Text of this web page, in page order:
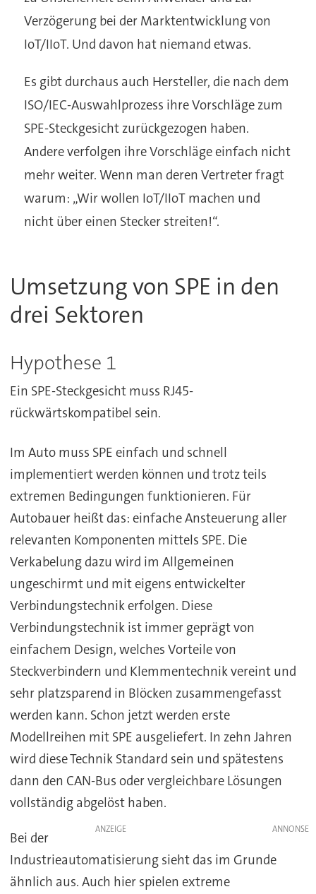
Verzögerung bei der Marktentwicklung von
IoT/IIoT. Und davon hat niemand etwas.
Es gibt durchaus auch Hersteller, die nach dem
ISO/IEC-Auswahlprozess ihre Vorschläge zum
SPE-Steckgesicht zurückgezogen haben.
Andere verfolgen ihre Vorschläge einfach nicht
mehr weiter. Wenn man deren Vertreter fragt
warum: „Wir wollen IoT/IIoT machen und
nicht über einen Stecker streiten!“.
Umsetzung von SPE in den
drei Sektoren
Hypothese 1
Ein SPE-Steckgesicht muss RJ45-
rückwärtskompatibel sein.
Im Auto muss SPE einfach und schnell
implementiert werden können und trotz teils
extremen Bedingungen funktionieren. Für
Autobauer heißt das: einfache Ansteuerung aller
relevanten Komponenten mittels SPE. Die
Verkabelung dazu wird im Allgemeinen
ungeschirmt und mit eigens entwickelter
Verbindungstechnik erfolgen. Diese
Verbindungstechnik ist immer geprägt von
einfachem Design, welches Vorteile von
Steckverbindern und Klemmentechnik vereint und
sehr platzsparend in Blöcken zusammengefasst
werden kann. Schon jetzt werden erste
Modellreihen mit SPE ausgeliefert. In zehn Jahren
wird diese Technik Standard sein und spätestens
dann den CAN-Bus oder vergleichbare Lösungen
vollständig abgelöst haben.
ANZEIGE
Bei der
Industrieautomatisierung sieht das im Grunde
ähnlich aus. Auch hier spielen extreme